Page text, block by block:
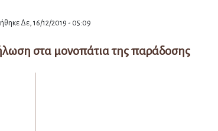
Δε, 16/12/2019 - 05:09
στα μονοπάτια της παράδοσης